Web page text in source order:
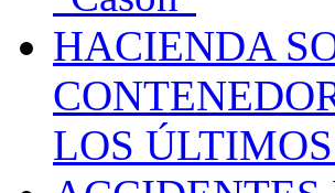
HACIENDA
LOS